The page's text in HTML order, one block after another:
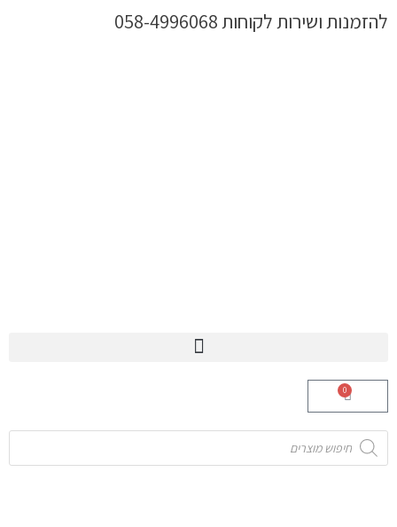
לתוכןלהזמנות ושירות לקוחות 058-4996068
0
עגלת
קניות
Products
search